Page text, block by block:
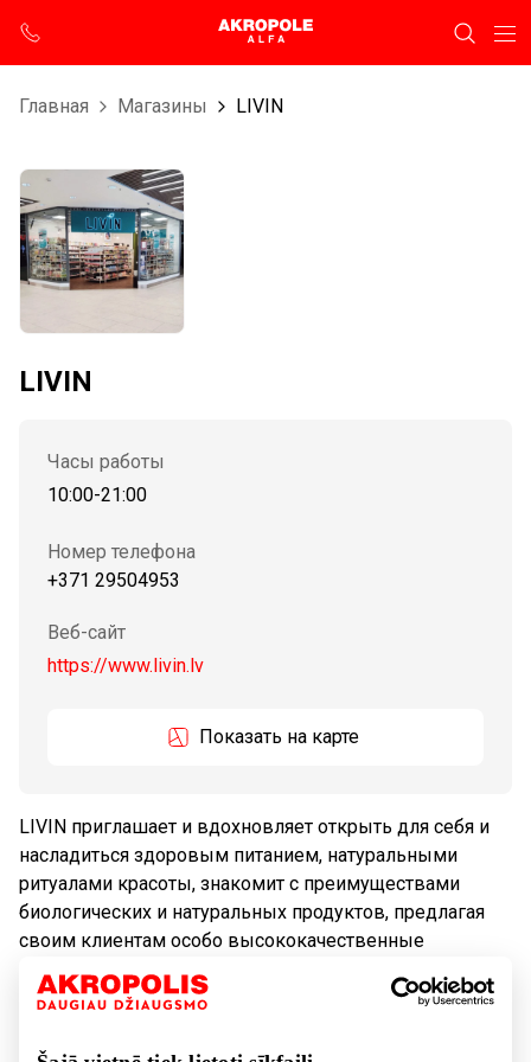
Главная Магазины LIVIN
LIVIN
Часы работы
10:00-21:00
Номер телефона
+371 29504953
Веб-сайт
https://www.livin.lv
Показать на карте
LIVIN приглашает и вдохновляет открыть для себя и
насладиться здоровым питанием, натуральными
ритуалами красоты, знакомит с преимуществами
биологических и натуральных продуктов, предлагая
своим клиентам особо высококачественные
экологические продукты.